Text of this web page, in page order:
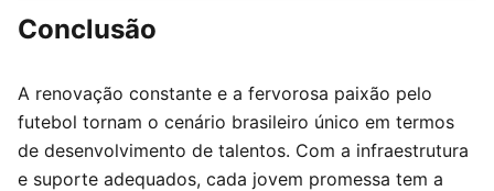
Conclusão
A renovação constante e a fervorosa paixão pelo
futebol tornam o cenário brasileiro único em termos
de desenvolvimento de talentos. Com a infraestrutura
e suporte adequados, cada jovem promessa tem a